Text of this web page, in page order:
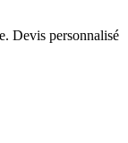
Devis personnalisé